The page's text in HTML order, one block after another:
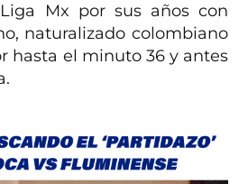
Mx por sus años con
naturalizado colombiano
hasta el minuto 36 y antes